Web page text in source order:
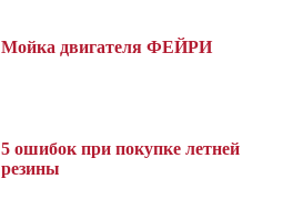
Мойка двигателя ФЕЙРИ
5 ошибок при покупке летней
резины